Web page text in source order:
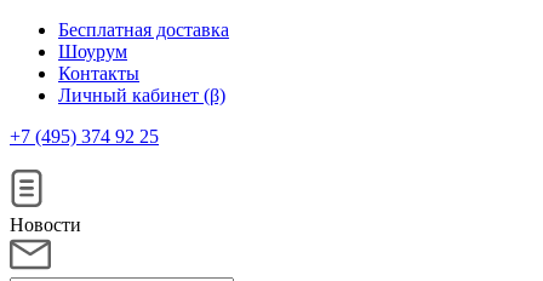
Бесплатная доставка
Шоурум
Контакты
Личный кабинет (β)
+7 (495) 374 92 25
Новости